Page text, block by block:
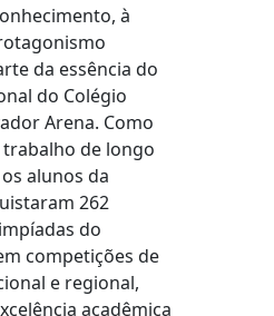
à
da essência do
do Colégio
Arena. Como
de longo
alunos da
262
do
competições de
e regional,
acadêmica